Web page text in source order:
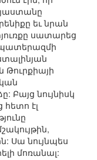
եւ նրան
սատարեց
Թուրքիայի
Բայց նույնիսկ
հետո էլ
Սա նույնպես
մոռանալ: